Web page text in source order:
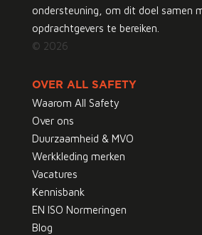
ondersteuning, om dit doel samen
opdrachtgevers te bereiken.
© 2026
OVER ALL SAFETY
Waarom All Safety
Over ons
Duurzaamheid & MVO
Werkkleding merken
Vacatures
Kennisbank
EN ISO Normeringen
Blog